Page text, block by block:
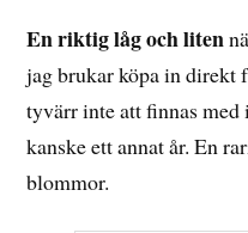
En riktig låg och liten
jag brukar köpa in direkt
tyvärr inte att finnas med
kanske ett annat år. En
blommor.